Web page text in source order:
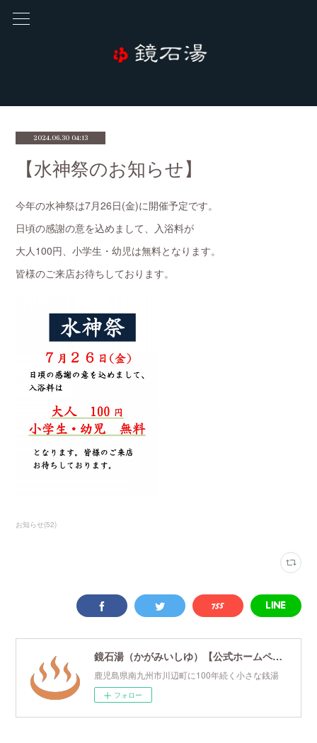
2024.06.30 04:13
【水神祭のお知らせ】
今年の水神祭は7月26日(金)に開催予定です。
日頃の感謝の意を込めまして、入浴料が
大人100円、小学生・幼児は無料となります。
皆様のご来店お待ちしております。
お知らせ(52)
鏡石湯（かがみいしゆ）【公式ホームページ】
鹿児島県南九州市川辺町に100年続く小さな銭湯
フォロー